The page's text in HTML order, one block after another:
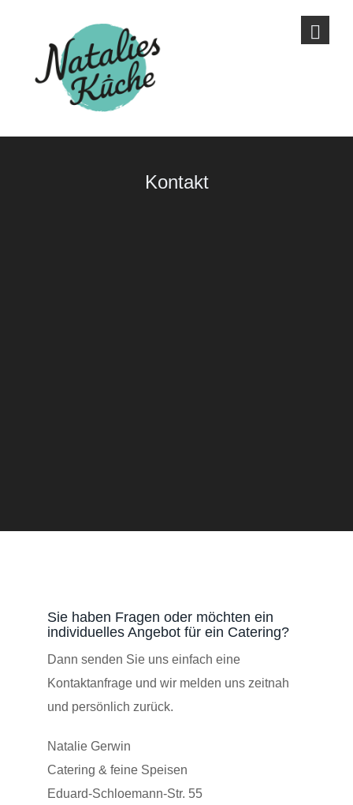
Kontakt
Sie haben Fragen oder möchten ein
individuelles Angebot für ein Catering?
Dann senden Sie uns einfach eine
Kontaktanfrage und wir melden uns zeitnah
und persönlich zurück.
Natalie Gerwin
Catering & feine Speisen
Eduard-Schloemann-Str. 55